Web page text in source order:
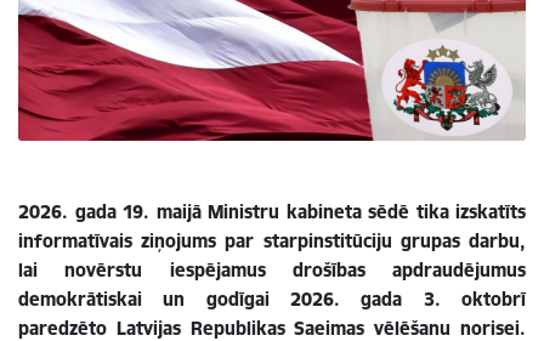
2026. gada 19. maijā Ministru kabineta sēdē tika izskatīts
informatīvais ziņojums par starpinstitūciju grupas darbu,
lai novērstu iespējamus drošības apdraudējumus
demokrātiskai un godīgai 2026. gada 3. oktobrī
paredzēto Latvijas Republikas Saeimas vēlēšanu norisei.